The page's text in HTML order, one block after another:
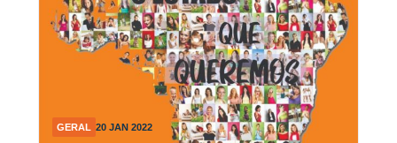
GERAL 20 JAN 2022